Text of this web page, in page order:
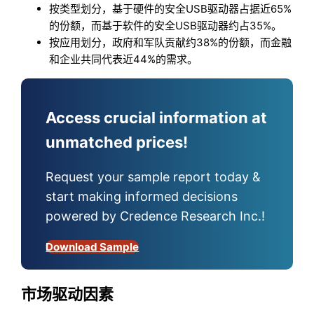
按类型划分，基于硬件的安全USB驱动器占据近65%
的份额，而基于软件的安全USB驱动器约占35%。
按应用划分，政府和军队贡献约38%的份额，而金融
和企业共同代表近44%的需求。
Access crucial information at
unmatched prices!
Request your sample report today &
start making informed decisions
powered by Credence Research Inc.!
Download Sample
市场驱动因素